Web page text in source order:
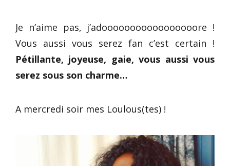
Je n’aime pas, j’adooooooooooooooooore !
Vous aussi vous serez fan c’est certain !
Pétillante, joyeuse, gaie, vous aussi vous
serez sous son charme…
A mercredi soir mes Loulous(tes) !